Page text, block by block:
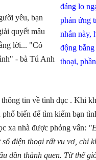
đáng lo
phản ứng
nhắn này,
động
thoại,
yêu, bạn
quyết mâu
lời... "Có
- bà Tú Anh
tin về tình dục . Khi
biến để tìm kiếm bạn
xa nhà được phỏng vấn:
điện thoại rất vu vơ, chỉ
dần thành quen. Từ thế